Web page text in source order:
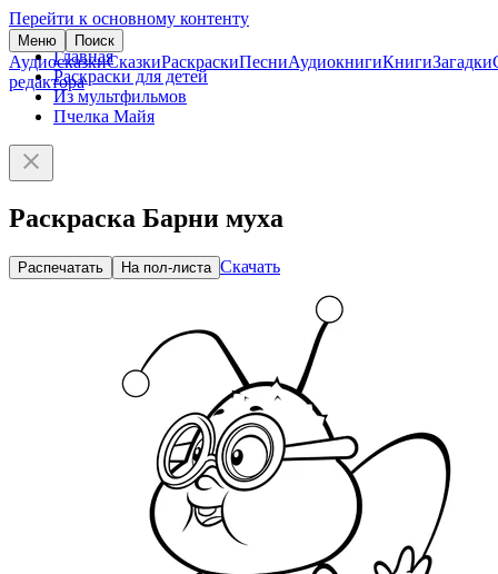
Перейти к основному контенту
Меню Поиск
АудиосказкиСказкиРаскраскиПесниАудиокнигиКнигиЗагадки
редактора
Главная
Раскраски для детей
Из мультфильмов
Пчелка Майя
Раскраска Барни муха
Распечатать На пол-листа Скачать